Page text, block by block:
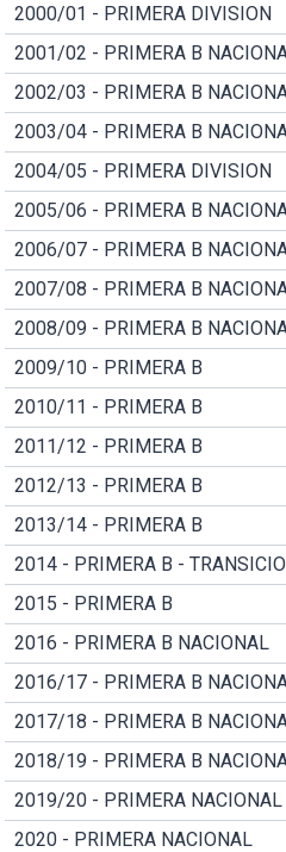
2000/01 - PRIMERA DIVISION
2001/02 - PRIMERA B
2002/03 - PRIMERA B
2003/04 - PRIMERA B
2004/05 - PRIMERA DIVISION
2005/06 - PRIMERA B
2006/07 - PRIMERA B
2007/08 - PRIMERA B
2008/09 - PRIMERA B
2009/10 - PRIMERA B
2010/11 - PRIMERA B
2011/12 - PRIMERA B
2012/13 - PRIMERA B
2013/14 - PRIMERA B
2014 - PRIMERA B -
2015 - PRIMERA B
2016 - PRIMERA B NACIONAL
2016/17 - PRIMERA B
2017/18 - PRIMERA B
2018/19 - PRIMERA B
2019/20 - PRIMERA NACIONAL
2020 - PRIMERA NACIONAL